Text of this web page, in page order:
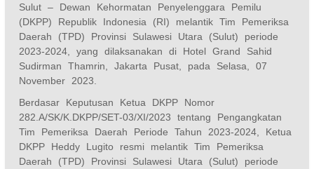
Sulut – Dewan Kehormatan Penyelenggara Pemilu
(DKPP) Republik Indonesia (RI) melantik Tim Pemeriksa
Daerah (TPD) Provinsi Sulawesi Utara (Sulut) periode
2023-2024, yang dilaksanakan di Hotel Grand Sahid
Sudirman Thamrin, Jakarta Pusat, pada Selasa, 07
November 2023.
Berdasar Keputusan Ketua DKPP Nomor
282.A/SK/K.DKPP/SET-03/XI/2023 tentang Pengangkatan
Tim Pemeriksa Daerah Periode Tahun 2023-2024, Ketua
DKPP Heddy Lugito resmi melantik Tim Pemeriksa
Daerah (TPD) Provinsi Sulawesi Utara (Sulut) periode